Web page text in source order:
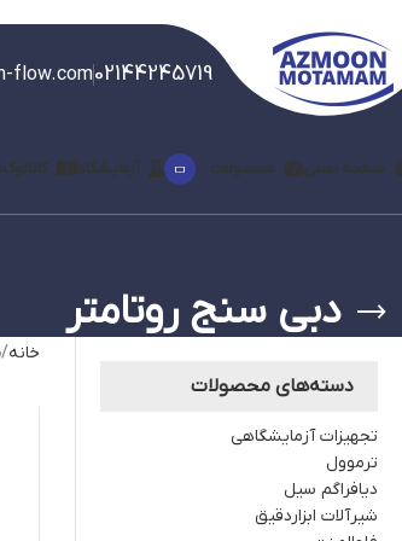
02144245719
flow.com
صفحه اصلی محصولات آزمایشگاه کاتالوگ
دبی سنج روتامتر
دسته‌های محصولات
تجهیزات آزمایشگاهی
ترموول
دیافراگم سیل
شیرآلات ابزاردقیق
خانه